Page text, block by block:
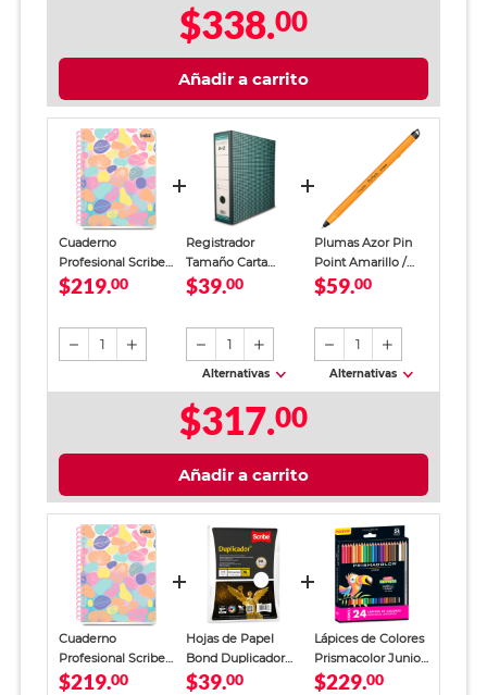
$338.00
Añadir a carrito
Cuaderno
Profesional Scribe
Incolors Raya 180
$219.00
1
Registrador
Tamaño Carta
Office Depot
$39.00
1
Alternativas
Plumas Azor Pin
Point Amarillo /
Punto fino / Tinta
$59.00
1
Alternativas
$317.00
Añadir a carrito
Cuaderno
Profesional Scribe
Incolors Raya 180
$219.00
Hojas de Papel
Bond Duplicador
Carta Scribe Blanco
$39.00
Lápices de Colores
Prismacolor Junior
24 piezas
$229.00